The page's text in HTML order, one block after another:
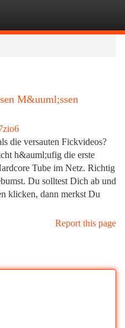
M&uuml;ssen
die versauten Fickvideos?
h&auml;ufig die erste
Tube im Netz. Richtig
Du solltest Dich ab und
klicken, dann merkst Du
Report this page